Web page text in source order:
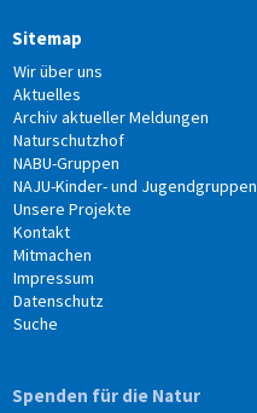
Sitemap
Wir über uns
Aktuelles
Archiv aktueller Meldungen
Naturschutzhof
NABU-Gruppen
NAJU-Kinder- und Jugendgruppen
Unsere Projekte
Kontakt
Mitmachen
Impressum
Datenschutz
Suche
Spenden für die Natur